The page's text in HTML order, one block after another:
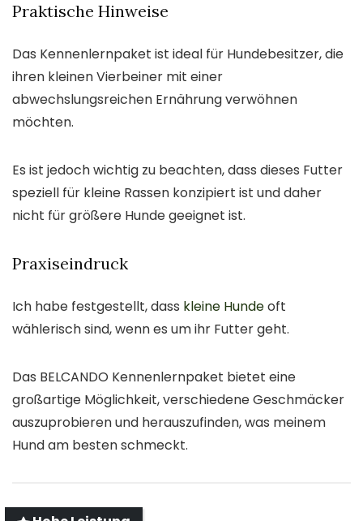
Praktische Hinweise
Das Kennenlernpaket ist ideal für Hundebesitzer, die
ihren kleinen Vierbeiner mit einer
abwechslungsreichen Ernährung verwöhnen
möchten.
Es ist jedoch wichtig zu beachten, dass dieses Futter
speziell für kleine Rassen konzipiert ist und daher
nicht für größere Hunde geeignet ist.
Praxiseindruck
Ich habe festgestellt, dass kleine Hundeoft
wählerisch sind, wenn es um ihr Futter geht.
Das BELCANDO Kennenlernpaket bietet eine
großartige Möglichkeit, verschiedene Geschmäcker
auszuprobieren und herauszufinden, was meinem
Hund am besten schmeckt.